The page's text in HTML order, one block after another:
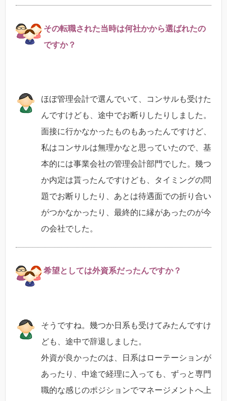
その転職された当時は何社かから選ばれたの
ですか？
ほぼ管理会計で選んでいて、コンサルも受けた
んですけども、途中でお断りしたりしました。
面接に行かなかったものもあったんですけど、
私はコンサルは無理かなと思っていたので、基
本的には事業会社の管理会計部門でした。幾つ
か内定は貰ったんですけども、タイミングの問
題でお断りしたり、あとは待遇面での折り合い
がつかなかったり、最終的に縁があったのが今
の会社でした。
希望としては外資系だったんですか？
そうですね。幾つか日系も受けてみたんですけ
ども、途中で辞退しました。
外資が良かったのは、日系はローテーションが
あったり、中途で経理に入っても、ずっと専門
職的な感じのポジションでマネージメントへ上